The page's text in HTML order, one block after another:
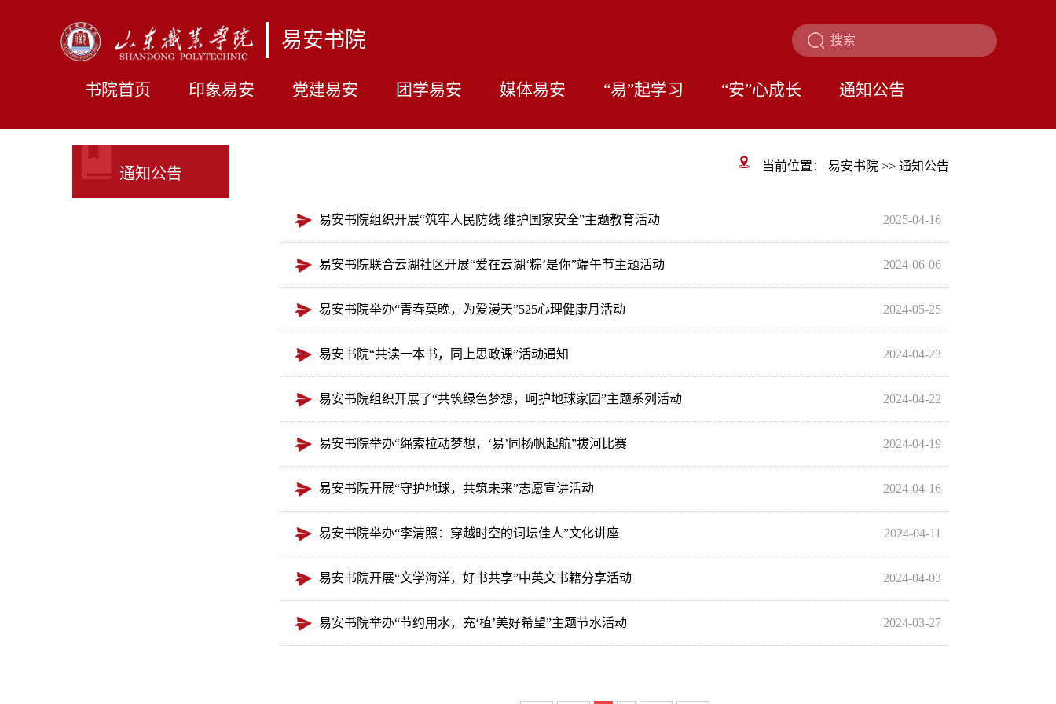
易安书院
书院首页 印象易安 党建易安 团学易安 媒体易安 “易”起学习 “安”心成长 通知公告
通知公告 当前位置： 易安书院 >> 通知公告
2025-04-16
易安书院组织开展“筑牢人民防线 维护国家安全”主题教育活动
2024-06-06
易安书院联合云湖社区开展“爱在云湖‘粽’是你”端午节主题活动
2024-05-25
易安书院举办“青春莫晚，为爱漫天”525心理健康月活动
2024-04-23
易安书院“共读一本书，同上思政课”活动通知
2024-04-22
易安书院组织开展了“共筑绿色梦想，呵护地球家园”主题系列活动
2024-04-19
易安书院举办“绳索拉动梦想，‘易’同扬帆起航”拔河比赛
2024-04-16
易安书院开展“守护地球，共筑未来”志愿宣讲活动
2024-04-11
易安书院举办“李清照：穿越时空的词坛佳人”文化讲座
2024-04-03
易安书院开展“文学海洋，好书共享”中英文书籍分享活动
2024-03-27
易安书院举办“节约用水，充‘植’美好希望”主题节水活动